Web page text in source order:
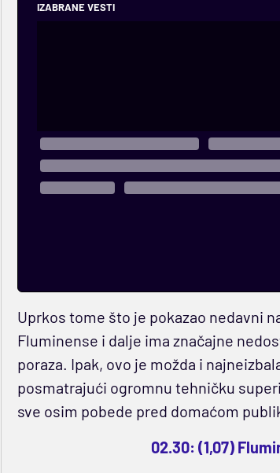
IZABRANE VESTI
Uprkos tome što je pokazao nedavni
Fluminense i dalje ima značajne
poraza. Ipak, ovo je možda i
posmatrajući ogromnu tehničku
sve osim pobede pred domaćom
02.30: (1,07)